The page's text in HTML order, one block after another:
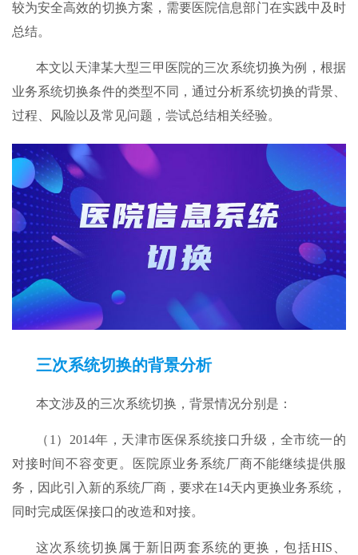
较为安全高效的切换方案，需要医院信息部门在实践中及时
总结。
本文以天津某大型三甲医院的三次系统切换为例，根据
业务系统切换条件的类型不同，通过分析系统切换的背景、
过程、风险以及常见问题，尝试总结相关经验。
三次系统切换的背景分析
本文涉及的三次系统切换，背景情况分别是：
（1）2014年，天津市医保系统接口升级，全市统一的
对接时间不容变更。医院原业务系统厂商不能继续提供服
务，因此引入新的系统厂商，要求在14天内更换业务系统，
同时完成医保接口的改造和对接。
这次系统切换属于新旧两套系统的更换，包括HIS、